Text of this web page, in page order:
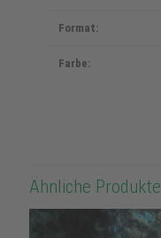
Format:
Farbe:
Ähnliche Produkte